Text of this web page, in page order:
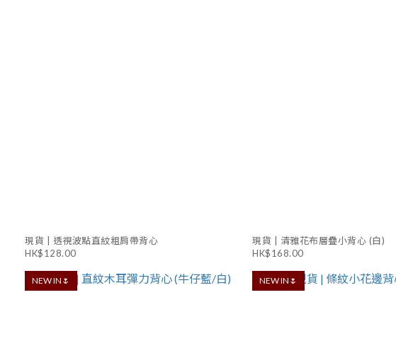
現貨 | 透視波點直紋粗肩帶背心
HK$128.00
現貨 | 清雅花布層疊小背心 (白)
HK$168.00
NEW IN🌷 NEW IN🌷